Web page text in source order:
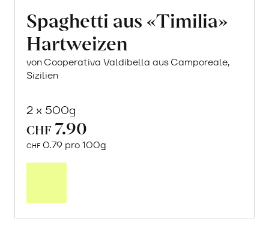
Spaghetti aus «Timilia»
Hartweizen
von Cooperativa Valdibella aus Camporeale,
Sizilien
2 x 500g
CHF 7.90
CHF 0.79 pro 100g